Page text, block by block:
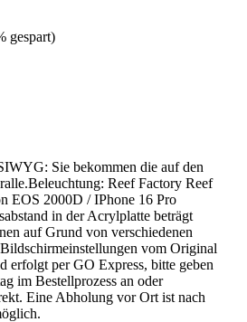
gespart)
Sie bekommen die auf den
Reef Factory Reef
EOS 2000D / IPhone 16 Pro
in der Acrylplatte beträgt
auf Grund von verschiedenen
vom Original
erfolgt per GO Express, bitte geben
im Bestellprozess an oder
Eine Abholung vor Ort ist nach